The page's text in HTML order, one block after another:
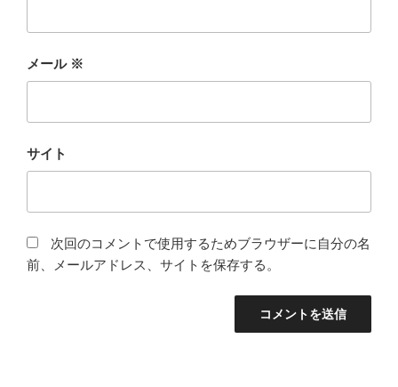
メール ※
サイト
次回のコメントで使用するためブラウザーに自分の名
前、メールアドレス、サイトを保存する。